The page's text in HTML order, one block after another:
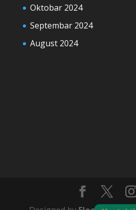
Oktobar 2024
Septembar 2024
August 2024